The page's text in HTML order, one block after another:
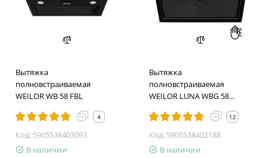
Вытяжка
полновстраиваемая
WEILOR WB 58 FBL
4
Код: 5905538403093
В наличии
Вытяжка
полновстраиваемая
WEILOR LUNA WBG 58
12
Код: 5905538402188
В наличии